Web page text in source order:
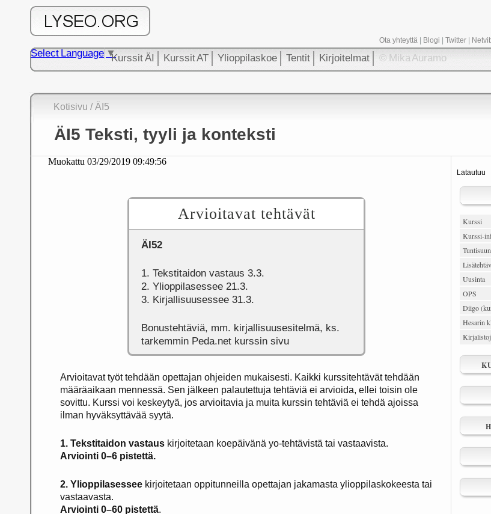
Ota yhteyttä Blogi Twitter
Kurssit ÄI Kurssit AT Ylioppilaskoe Tentit Kirjoitelmat © Mika Auramo
Select Language ▼
Kotisivu /ÄI5
ÄI5 Teksti, tyyli ja konteksti
Latautuu
Kurssi
Kurssi-
Uusinta
OPS
Diigo
Hesarin
Muokattu 03/29/2019 09:49:56
Arvioitavat tehtävät
ÄI52
1. Tekstitaidon vastaus 3.3.
2. Ylioppilasessee 21.3.
3. Kirjallisuusessee 31.3.
Bonustehtäviä, mm. kirjallisuusesitelmä, ks.
tarkemmin Peda.net kurssin sivu
Arvioitavat työt tehdään opettajan ohjeiden mukaisesti. Kaikki kurssitehtävät tehdään
määräaikaan mennessä. Sen jälkeen palautettuja tehtäviä ei arvioida, ellei toisin ole
sovittu. Kurssi voi keskeytyä, jos arvioitavia ja muita kurssin tehtäviä ei tehdä ajoissa
ilman hyväksyttävää syytä.
1. Tekstitaidon vastaus kirjoitetaan koepäivänä yo-tehtävistä tai vastaavista.
Arviointi 0–6 pistettä.
2. Ylioppilasessee kirjoitetaan oppitunneilla opettajan jakamasta ylioppilaskokeesta tai
vastaavasta.
Arviointi 0–60 pistettä.